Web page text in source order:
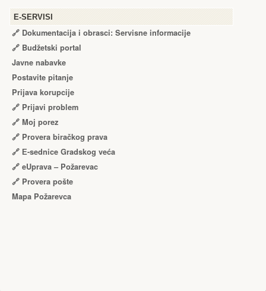
Е-SERVISI
🔗 Dokumentacija i obrasci: Servisne informacije
🔗 Budžetski portal
Javne nabavke
Postavite pitanje
Prijava korupcije
🔗 Prijavi problem
🔗 Moj porez
🔗 Provera biračkog prava
🔗 Е-sednice Gradskog veća
🔗 eUprava – Požarevac
🔗 Provera pošte
Mapa Požarevca